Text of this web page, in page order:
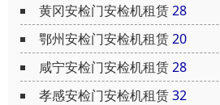
黄冈安检门安检机租赁28
鄂州安检门安检机租赁20
咸宁安检门安检机租赁28
孝感安检门安检机租赁32